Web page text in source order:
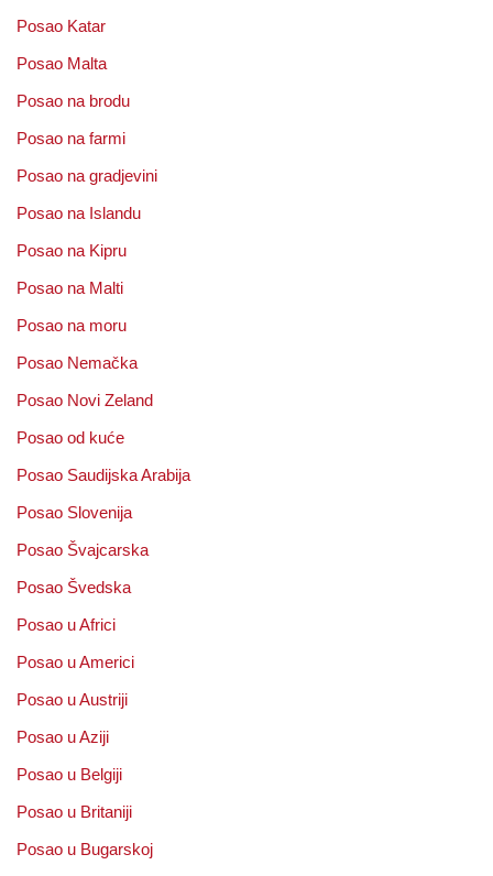
Posao Katar
Posao Malta
Posao na brodu
Posao na farmi
Posao na gradjevini
Posao na Islandu
Posao na Kipru
Posao na Malti
Posao na moru
Posao Nemačka
Posao Novi Zeland
Posao od kuće
Posao Saudijska Arabija
Posao Slovenija
Posao Švajcarska
Posao Švedska
Posao u Africi
Posao u Americi
Posao u Austriji
Posao u Aziji
Posao u Belgiji
Posao u Britaniji
Posao u Bugarskoj